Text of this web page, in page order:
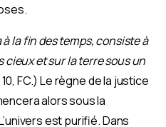
la fin des temps, consiste à
cieux et sur la terre sous un
10, FC.) Le règne de la justice
alors sous la
est purifié. Dans